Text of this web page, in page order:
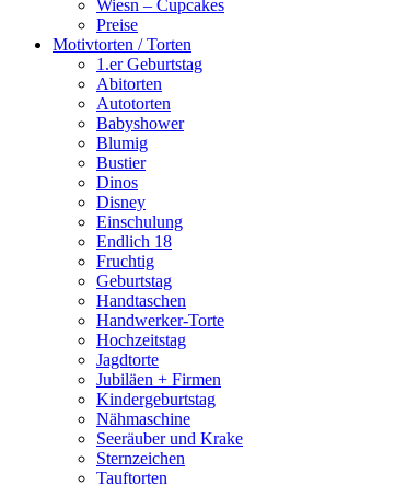
Wiesn – Cupcakes
Preise
Motivtorten / Torten
1.er Geburtstag
Abitorten
Autotorten
Babyshower
Blumig
Bustier
Dinos
Disney
Einschulung
Endlich 18
Fruchtig
Geburtstag
Handtaschen
Handwerker-Torte
Hochzeitstag
Jagdtorte
Jubiläen + Firmen
Kindergeburtstag
Nähmaschine
Seeräuber und Krake
Sternzeichen
Tauftorten